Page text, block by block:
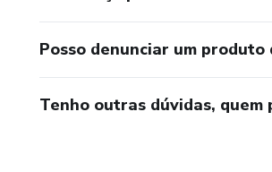
Posso denunciar um
Tenho outras dúvidas, quem